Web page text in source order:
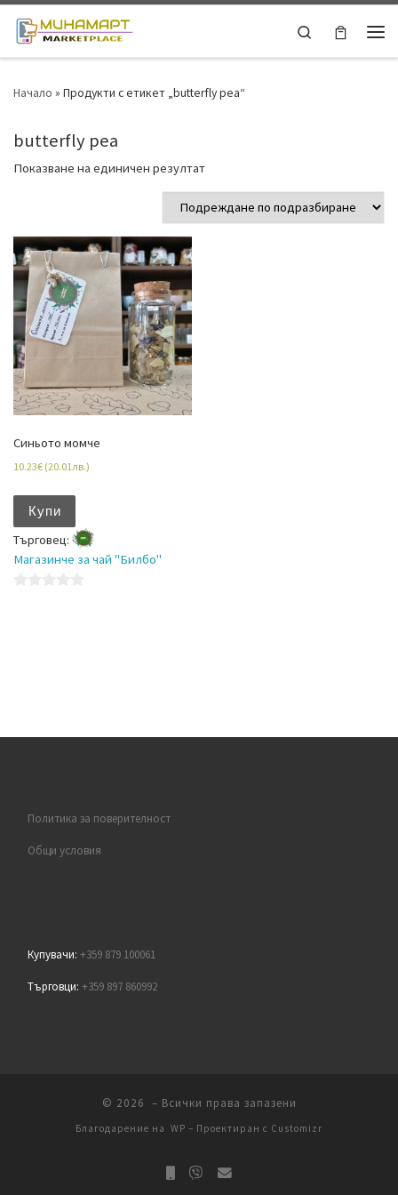
Skip to content
Search
Начало » Продукти с етикет „butterfly pea“
butterfly pea
Показване на единичен резултат
Синьото момче
10.23€ (20.01 лв.)
Купи
Търговец:
Магазинче за чай "Билбо"
Политика за поверителност
Общи условия
Купувачи:+359 879 100061
Търговци:+359 897 860992
© 2026 – Всички права запазени
Благодарение на WP – Проектиран с Customizr